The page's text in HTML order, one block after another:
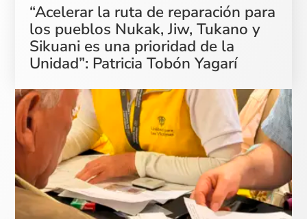
“Acelerar la ruta de reparación para
los pueblos Nukak, Jiw, Tukano y
Sikuani es una prioridad de la
Unidad”: Patricia Tobón Yagarí